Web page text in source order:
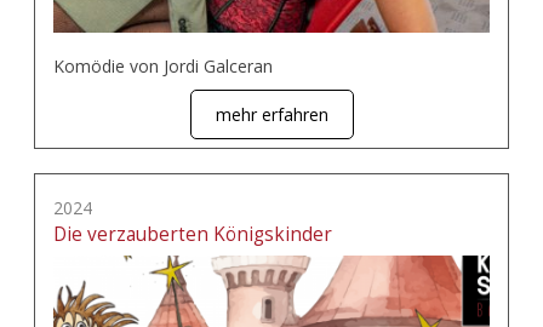
Komödie von Jordi Galceran
mehr erfahren
2024
Die verzauberten Königskinder